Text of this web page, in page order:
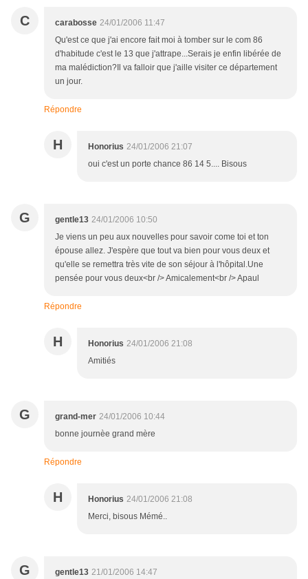
C carabosse 24/01/2006 11:47
Qu'est ce que j'ai encore fait moi à tomber sur le com 86
d'habitude c'est le 13 que j'attrape...Serais je enfin libérée de
ma malédiction?Il va falloir que j'aille visiter ce département
un jour.
Répondre
H Honorius 24/01/2006 21:07
oui c'est un porte chance 86 14 5.... Bisous
G gentle13 24/01/2006 10:50
Je viens un peu aux nouvelles pour savoir come toi et ton
épouse allez. J'espère que tout va bien pour vous deux et
qu'elle se remettra très vite de son séjour à l'hôpital.Une
pensée pour vous deux<br /> Amicalement<br /> Apaul
Répondre
H Honorius 24/01/2006 21:08
Amitiés
G grand-mer 24/01/2006 10:44
bonne journèe grand mère
Répondre
H Honorius 24/01/2006 21:08
Merci, bisous Mémé..
G gentle13 21/01/2006 14:47